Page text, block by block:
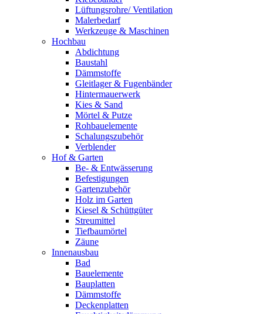
Lüftungsrohre/ Ventilation
Malerbedarf
Werkzeuge & Maschinen
Hochbau
Abdichtung
Baustahl
Dämmstoffe
Gleitlager & Fugenbänder
Hintermauerwerk
Kies & Sand
Mörtel & Putze
Rohbauelemente
Schalungszubehör
Verblender
Hof & Garten
Be- & Entwässerung
Befestigungen
Gartenzubehör
Holz im Garten
Kiesel & Schüttgüter
Streumittel
Tiefbaumörtel
Zäune
Innenausbau
Bad
Bauelemente
Bauplatten
Dämmstoffe
Deckenplatten